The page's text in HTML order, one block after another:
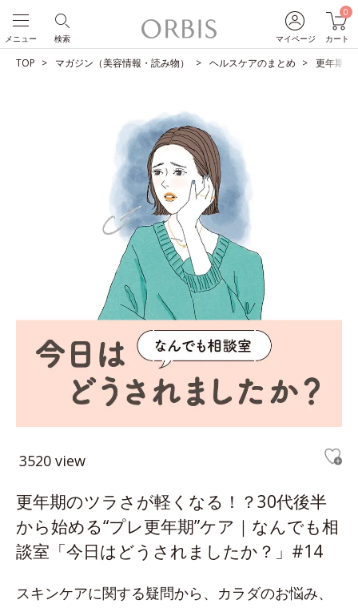
マイページ
0
カート
検索
メニュー
TOP マガジン（美容情報・読み物） ヘルスケアのまとめ 更年期の
3520 view
更年期のツラさが軽くなる！？30代後半
から始める“プレ更年期”ケア｜なんでも相
談室「今日はどうされましたか？」#14
スキンケアに関する疑問から、カラダのお悩み、